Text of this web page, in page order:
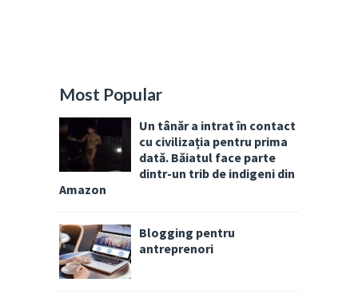
Most Popular
Un tânăr a intrat în contact
cu civilizația pentru prima
dată. Băiatul face parte
dintr-un trib de indigeni din
Amazon
Blogging pentru
antreprenori